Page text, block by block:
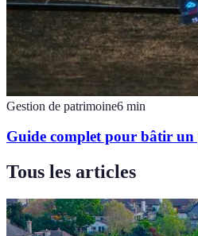
Gestion de patrimoine6 min
Guide complet pour bâtir
Tous les articles